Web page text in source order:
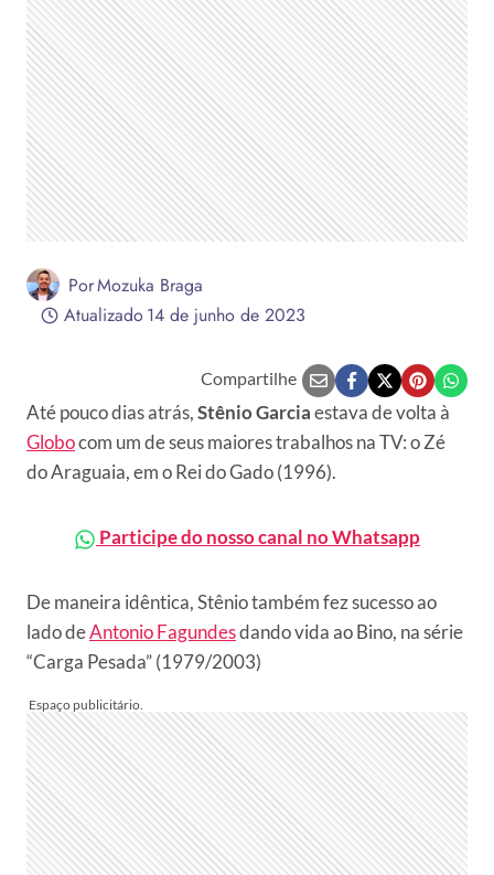
PorMozuka Braga
Atualizado14 de junho de 2023
Compartilhe
Até pouco dias atrás,Stênio Garciaestava de volta à
Globocom um de seus maiores trabalhos na TV: o Zé
do Araguaia, em o Rei do Gado (1996).
Participe do nosso canal no Whatsapp
De maneira idêntica, Stênio também fez sucesso ao
lado deAntonio Fagundesdando vida ao Bino, na série
“Carga Pesada” (1979/2003)